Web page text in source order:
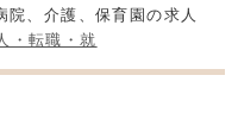
院、介護、保育園の求人